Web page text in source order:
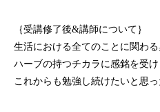
｛受講修了後&講師について｝
生活における全てのことに関わ
ハーブの持つチカラに感銘を受け
これからも勉強し続けたいと思っ